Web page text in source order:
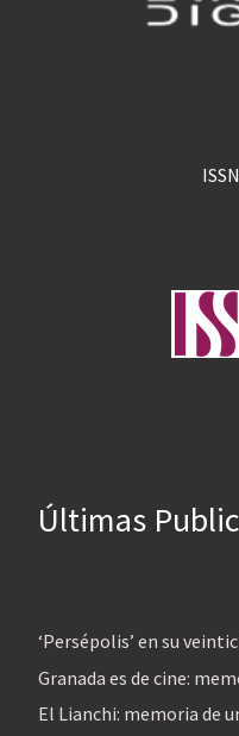
Últimas
‘Persépolis’ en su
Granada es de cine:
El Lianchi: memoria de